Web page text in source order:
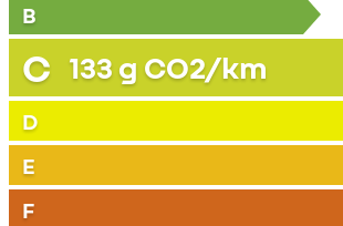
B
C 133 g CO2/km
D
E
F